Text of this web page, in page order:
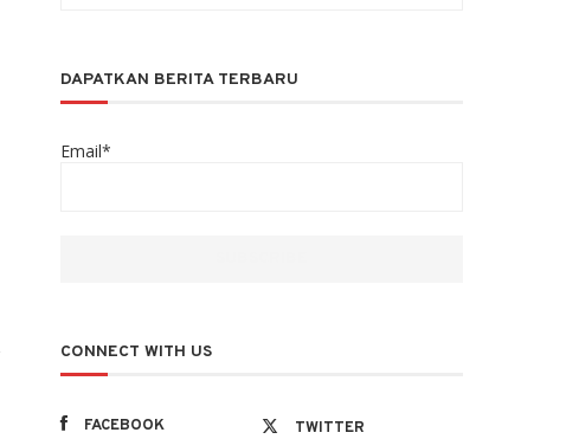
DAPATKAN BERITA TERBARU
Email*
CONNECT WITH US
FACEBOOK
TWITTER